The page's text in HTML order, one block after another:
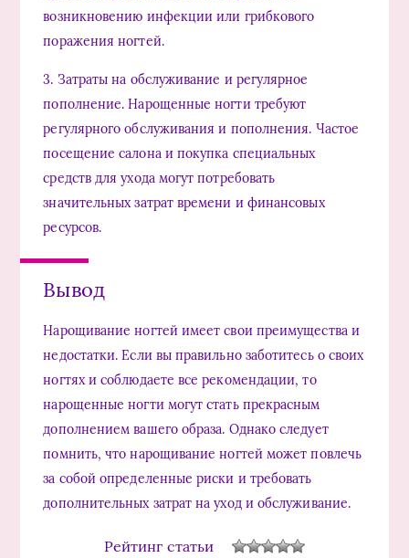
возникновению инфекции или грибкового
поражения ногтей.
3. Затраты на обслуживание и регулярное
пополнение. Нарощенные ногти требуют
регулярного обслуживания и пополнения. Частое
посещение салона и покупка специальных
средств для ухода могут потребовать
значительных затрат времени и финансовых
ресурсов.
Вывод
Нарощивание ногтей имеет свои преимущества и
недостатки. Если вы правильно заботитесь о своих
ногтях и соблюдаете все рекомендации, то
нарощенные ногти могут стать прекрасным
дополнением вашего образа. Однако следует
помнить, что нарощивание ногтей может повлечь
за собой определенные риски и требовать
дополнительных затрат на уход и обслуживание.
Рейтинг статьи